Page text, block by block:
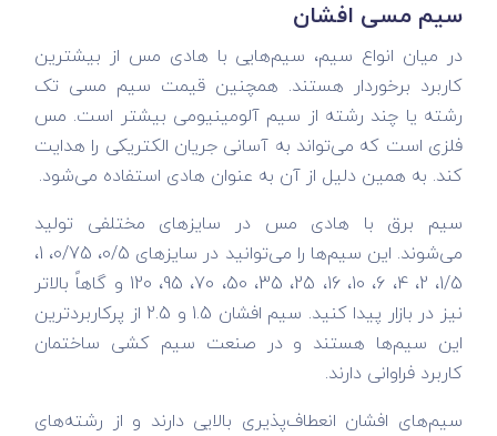
سیم مسی افشان
در میان انواع سیم، سیم‌هایی با هادی مس از بیشترین
کاربرد برخوردار هستند. همچنین قیمت سیم مسی تک
رشته یا چند رشته از سیم آلومینیومی بیشتر است. مس
فلزی است که می‌تواند به آسانی جریان الکتریکی را هدایت
کند. به همین دلیل از آن به عنوان هادی استفاده می‌شود.
سیم برق با هادی مس در سایزهای مختلفی تولید
می‌شوند. این سیم‌ها را می‌توانید در سایزهای 0/5، 0/75، 1،
1/5، 2، 4، 6، 10، 16، 25، 35، 50، 70، 95، 120 و گاهاً بالاتر
نیز در بازار پیدا کنید. سیم افشان 1.5 و 2.5 از پرکاربردترین
این سیم‌ها هستند و در صنعت سیم کشی ساختمان
کاربرد فراوانی دارند.
سیم‌های افشان انعطاف‌پذیری بالایی دارند و از رشته‌های